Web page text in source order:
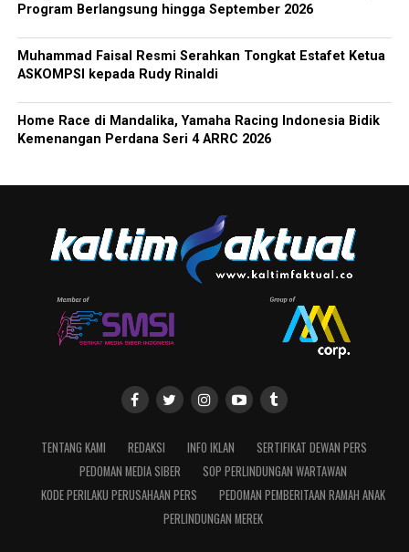
Program Berlangsung hingga September 2026
Muhammad Faisal Resmi Serahkan Tongkat Estafet Ketua
ASKOMPSI kepada Rudy Rinaldi
Home Race di Mandalika, Yamaha Racing Indonesia Bidik
Kemenangan Perdana Seri 4 ARRC 2026
TENTANG KAMI REDAKSI INFO IKLAN
SERTIFIKAT DEWAN PERS
PEDOMAN MEDIA SIBER
SOP PERLINDUNGAN WARTAWAN
KODE PERILAKU PERUSAHAAN PERS
PEDOMAN PEMBERITAAN RAMAH ANAK
PERLINDUNGAN MEREK